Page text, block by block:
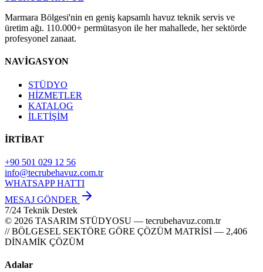
Marmara Bölgesi'nin en geniş kapsamlı havuz teknik servis ve
üretim ağı. 110.000+ permütasyon ile her mahallede, her sektörde
profesyonel zanaat.
NAVİGASYON
STÜDYO
HİZMETLER
KATALOG
İLETİŞİM
İRTİBAT
+90 501 029 12 56
info@tecrubehavuz.com.tr
WHATSAPP HATTI
MESAJ GÖNDER
7/24 Teknik Destek
© 2026 TASARIM STÜDYOSU — tecrubehavuz.com.tr
// BÖLGESEL SEKTÖRE GÖRE ÇÖZÜM MATRİSİ — 2,406
DİNAMİK ÇÖZÜM
Adalar